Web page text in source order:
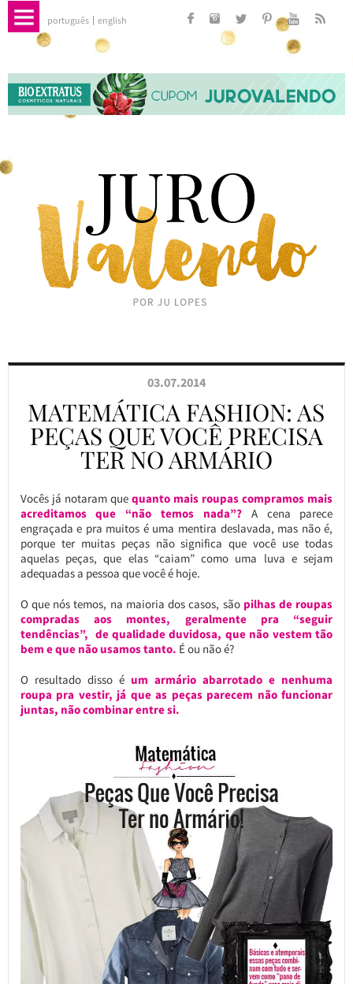
português english
03.07.2014
MATEMÁTICA FASHION: AS
PEÇAS QUE VOCÊ PRECISA
TER NO ARMÁRIO
Vocês já notaram que quanto mais roupas compramos mais
acreditamos que “não temos nada”?A cena parece
engraçada e pra muitos é uma mentira deslavada, mas não é,
porque ter muitas peças não significa que você use todas
aquelas peças, que elas “caiam” como uma luva e sejam
adequadas a pessoa que você é hoje.
O que nós temos, na maioria dos casos, são pilhas de roupas
compradas aos montes, geralmente pra “seguir
tendências”, de qualidade duvidosa, que não vestem tão
bem e que não usamos tanto. É ou não é?
O resultado disso é um armário abarrotado e nenhuma
roupa pra vestir, já que as peças parecem não funcionar
juntas, não combinar entre si.